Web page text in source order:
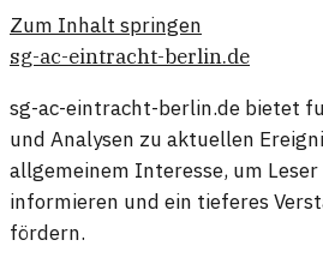
Zum Inhalt springen
sg-ac-eintracht-berlin.de
sg-ac-eintracht-berlin.de bietet
und Analysen zu aktuellen
allgemeinem Interesse, um
informieren und ein tieferes
fördern.